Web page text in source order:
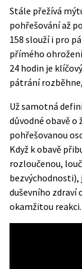
Stále přežívá
pohřešování až
158 slouží i pro
přímého
24 hodin je
pátrání
Už samotná
důvodné obavě o
pohřešovanou
Když k obavě
rozloučenou,
bezvýchodnosti),
duševního zdraví
okamžitou reakci.